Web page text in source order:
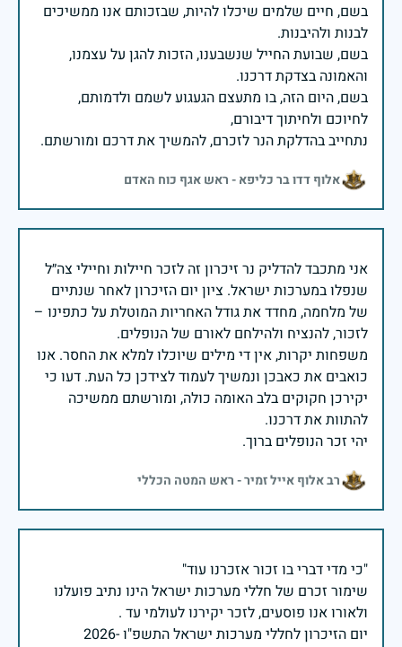
בשם, חיים שלמים שיכלו להיות, שבזכותם אנו ממשיכים
בשם, שבועת החייל שנשבענו, הזכות להגן על עצמנו,
בשם, היום הזה, בו מתעצם הגעגוע לשמם ולדמותם,
נתחייב בהדלקת הנר לזכרם, להמשיך את דרכם ומורשתם.
אלוף דדו בר כליפא - ראש אגף כוח האדם
אני מתכבד להדליק נר זיכרון זה לזכר חיילות וחיילי צה״ל
שנפלו במערכות ישראל. ציון יום הזיכרון לאחר שנתיים
של מלחמה, מחדד את גודל האחריות המוטלת על כתפינו –
משפחות יקרות, אין די מילים שיוכלו למלא את החסר. אנו
כואבים את כאבכן ונמשיך לעמוד לצידכן כל העת. דעו כי
יקירכן חקוקים בלב האומה כולה, ומורשתם ממשיכה
יהי זכר הנופלים ברוך.
רב אלוף אייל זמיר - ראש המטה הכללי
שימור זכרם של חללי מערכות ישראל הינו נתיב פועלנו
יום הזיכרון לחללי מערכות ישראל התשפ"ו -2026